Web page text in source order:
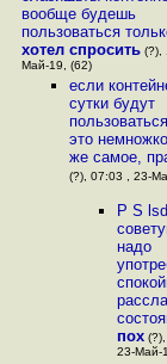
вообще будешь
пользоваться
хотел спросить (?),
Май-19, (62)
если
сутки будут
это
же самое,
(?), 07:03 , 23-
P S
надо
пох
23-Май-